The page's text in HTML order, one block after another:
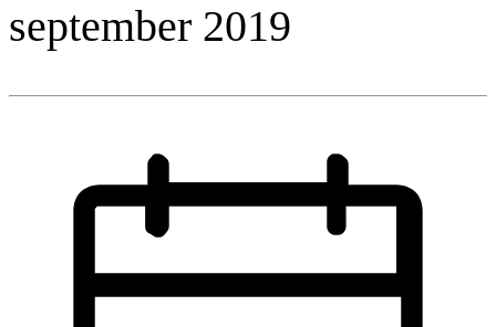
september 2019